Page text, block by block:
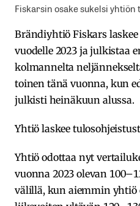
Fiskarsin osake sukelsi
Brändiyhtiö Fiskars
vuodelle 2023 ja julkistaa
kolmannelta
toinen tänä vuonna, kun
julkisti heinäkuun alussa.
Yhtiö laskee
Yhtiö odottaa nyt
vuonna 2023 olevan
välillä, kun aiemmin yhtiö